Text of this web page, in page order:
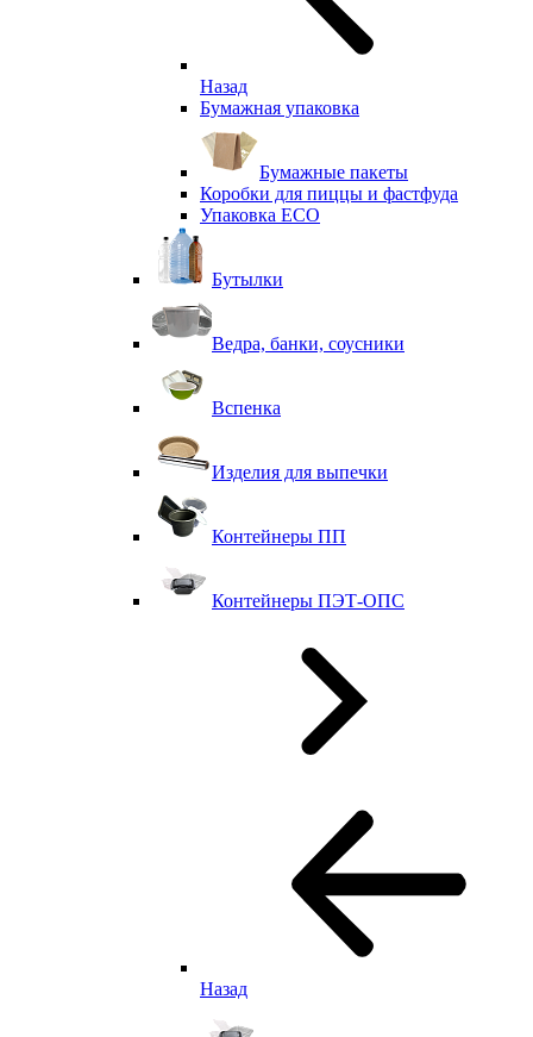
Назад
Бумажная упаковка
Бумажные пакеты
Коробки для пиццы и фастфуда
Упаковка ECO
Бутылки
Ведра, банки, соусники
Вспенка
Изделия для выпечки
Контейнеры ПП
Контейнеры ПЭТ-ОПС
Назад